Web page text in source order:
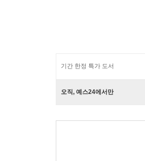
기간 한정 특가 도서
오직, 예스24에서만